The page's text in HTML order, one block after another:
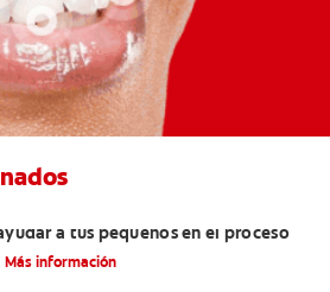
a tus pequeños en el proceso
Más información